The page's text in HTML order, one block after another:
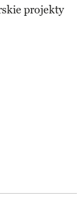
projekty